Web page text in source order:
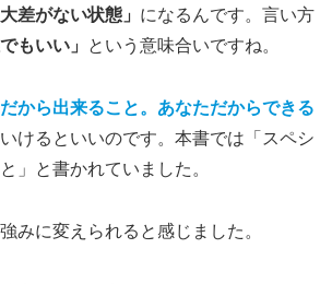
差がない状態」 になるんです。言い方
もいい」 という意味合いですね。
だから出来ること。あなただからできる
けるといいのです。本書では「スペシ
」と書かれていました。
みに変えられると感じました。